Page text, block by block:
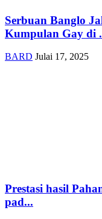
Serbuan Banglo
Kumpulan Gay di
BARD Julai 17, 2025
Prestasi hasil
pad...